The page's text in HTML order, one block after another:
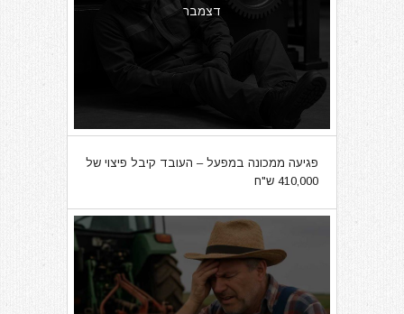
דצמבר
פגיעה ממכונה במפעל – העובד קיבל פיצוי של
410,000 ש"ח